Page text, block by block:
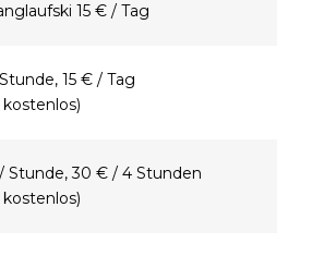
15 € / Tag
15 € / Tag
Stunde, 30 € / 4 Stunden